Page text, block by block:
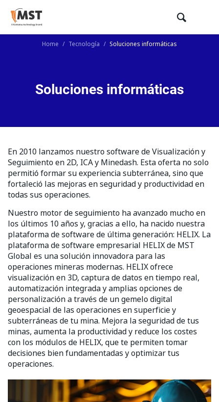
Home / Tecnología / Soluciones informáticas
Soluciones informáticas
En 2010 lanzamos nuestro software de Visualización y
Seguimiento en 2D, ICA y Minedash. Esta oferta no solo
permitió formar su experiencia subterránea, sino que
fortaleció las mejoras en seguridad y productividad en
todas sus operaciones.
Nuestro motor de seguimiento ha avanzado mucho en
los últimos 10 años y, gracias a ello, ha nacido nuestra
plataforma de software de última generación: HELIX. La
plataforma de software empresarial HELIX de MST
Global es una solución innovadora para las
operaciones mineras modernas. HELIX ofrece
visualización en 3D, captura de datos en tiempo real,
automatización integrada y amplias opciones de
personalización a través de un gemelo digital
geoespacial de las operaciones en superficie y
subterráneas de tu mina. Mejora la seguridad de tus
minas, aumenta la productividad y reduce los costes
con los módulos de HELIX, que te permiten tomar
decisiones bien fundamentadas y optimizar tus
operaciones.